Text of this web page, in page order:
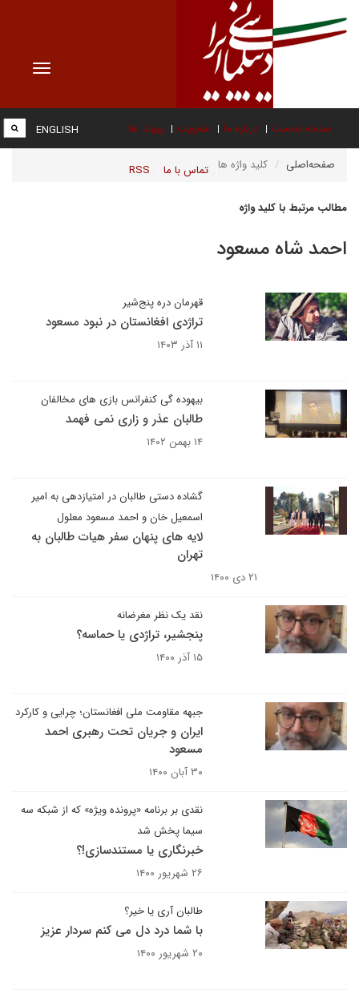
Toggle
صفحه نخست درباره ما عضویت پیوند ها
تماس با ما RSS
ENGLISH
صفحه‌اصلی کلید واژه ها
مطالب مرتبط با کلید واژه
احمد شاه مسعود
قهرمان دره پنج‌شیر
تراژدی افغانستان در نبود مسعود
۱۱ آذر ۱۴۰۳
بیهوده گی کنفرانس بازی های مخالفان
طالبان عذر و زاری نمی فهمد
۱۴ بهمن ۱۴۰۲
گشاده دستی طالبان در امتیازدهی به امیر
اسمعیل خان و احمد مسعود معلول
لایه های پنهان سفر هیات طالبان به
تهران
۲۱ دی ۱۴۰۰
نقد یک نظر مغرضانه
پنجشیر، تراژدی یا حماسه؟
۱۵ آذر ۱۴۰۰
جبهه مقاومت ملی افغانستان؛ چرایی و کارکرد
ایران و جریان تحت رهبری احمد
مسعود
۳۰ آبان ۱۴۰۰
نقدی بر برنامه «پرونده ویژه» که از شبکه سه
سیما پخش شد
خبرنگاری یا مستندسازی!؟
۲۶ شهریور ۱۴۰۰
طالبان آری یا خیر؟
با شما درد دل می کنم سردار عزیز
۲۰ شهریور ۱۴۰۰